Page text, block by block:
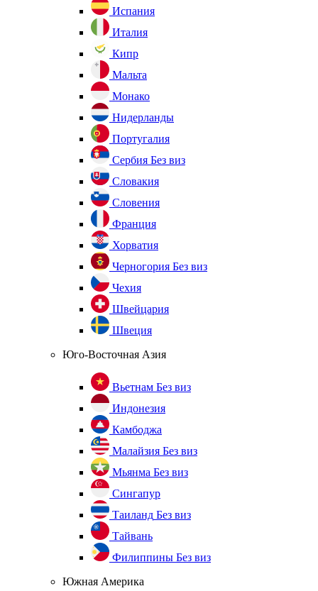
Испания
Италия
Кипр
Мальта
Монако
Нидерланды
Португалия
Сербия Без виз
Словакия
Словения
Франция
Хорватия
Черногория Без виз
Чехия
Швейцария
Швеция
Юго-Восточная Азия
Вьетнам Без виз
Индонезия
Камбоджа
Малайзия Без виз
Мьянма Без виз
Сингапур
Таиланд Без виз
Тайвань
Филиппины Без виз
Южная Америка